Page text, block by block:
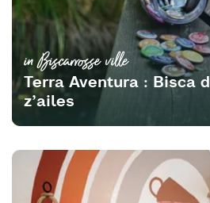
in Biscarrosse ville
Terra Aventura : Bisca
z’ailes